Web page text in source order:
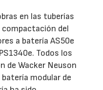
en las tuberías
compactación del
a batería AS50e
Todos los
de Wacker Neuson
modular de